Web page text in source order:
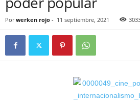
Por werken rojo - 11 septiembre, 2021